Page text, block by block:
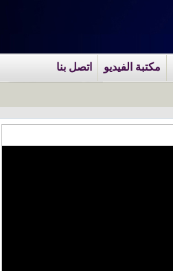
مكتبة الفيديو اتصل بنا